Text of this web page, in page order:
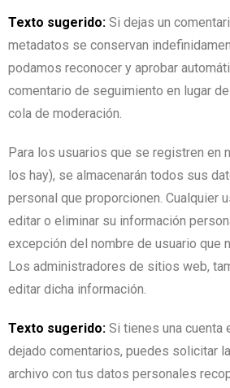
Texto sugerido: Si dejas un
metadatos se conservan
podamos reconocer y aprobar
comentario de seguimiento en lugar
cola de moderación.
Para los usuarios que se registren en
los hay), se almacenarán todos sus
personal que proporcionen. Cualquier
editar o eliminar su información
excepción del nombre de usuario que
Los administradores de sitios web,
editar dicha información.
Texto sugerido: Si tienes una cuenta
dejado comentarios, puedes solicitar
archivo con tus datos personales